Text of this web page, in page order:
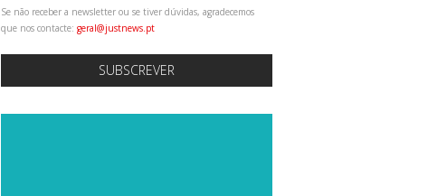
Se não receber a newsletter ou se tiver dúvidas, agradecemos
que nos contacte: geral@justnews.pt
SUBSCREVER